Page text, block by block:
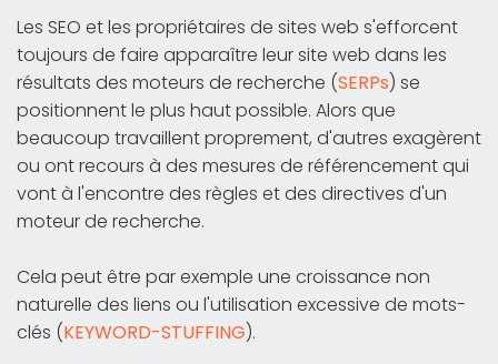
Les SEO et les propriétaires de sites web s'efforcent
toujours de faire apparaître leur site web dans les
résultats des moteurs de recherche (SERPs) se
positionnent le plus haut possible. Alors que
beaucoup travaillent proprement, d'autres exagèrent
ou ont recours à des mesures de référencement qui
vont à l'encontre des règles et des directives d'un
moteur de recherche.
Cela peut être par exemple une croissance non
naturelle des liens ou l'utilisation excessive de mots-
clés (KEYWORD-STUFFING).